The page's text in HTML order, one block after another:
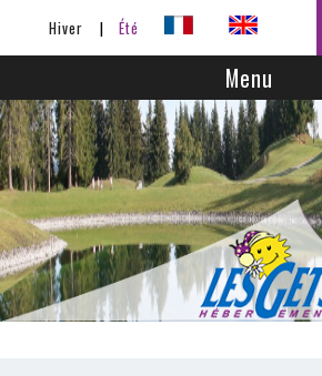
Hiver Été
Menu